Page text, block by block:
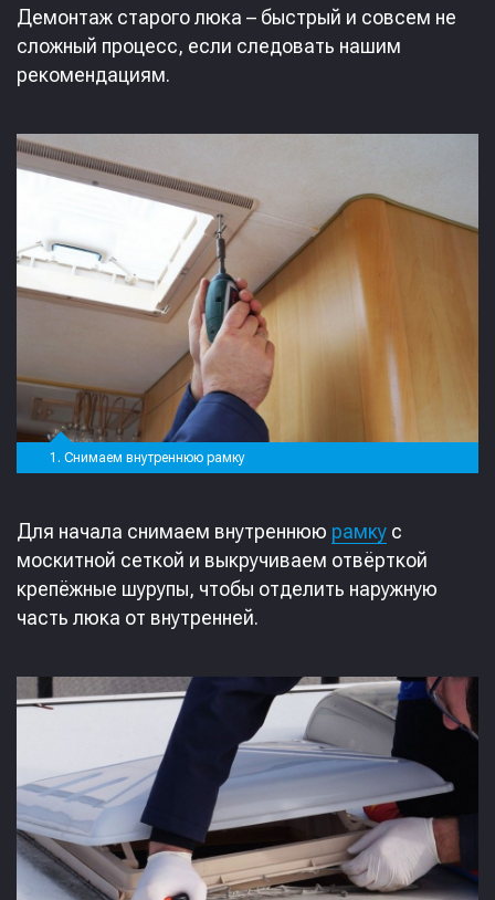
Демонтаж старого люка – быстрый и совсем не
сложный процесс, если следовать нашим
рекомендациям.
1. Снимаем внутреннюю рамку
Для начала снимаем внутреннюю рамку с
москитной сеткой и выкручиваем отвёрткой
крепёжные шурупы, чтобы отделить наружную
часть люка от внутренней.